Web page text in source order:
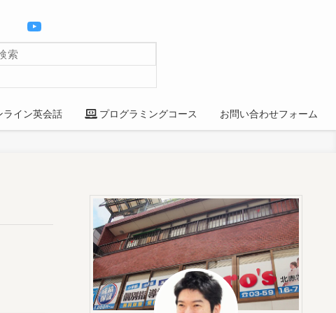
イン英会話 プログラミングコース お問い合わせフォーム